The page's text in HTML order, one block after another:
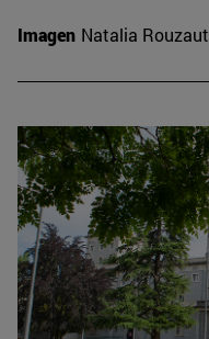
Imagen Natalia Rouzaut